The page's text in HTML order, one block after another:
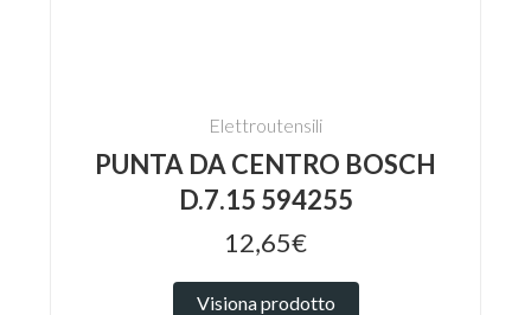
Elettroutensili
PUNTA DA CENTRO BOSCH
D.7.15 594255
12,65€
Visiona prodotto